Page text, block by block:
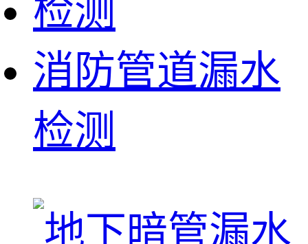
消防管道漏水
检测